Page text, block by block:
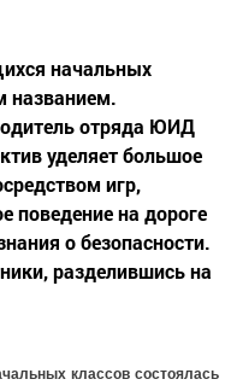
начальных
названием.
отряда ЮИД
уделяет большое
игр,
поведение на дороге
о безопасности.
разделившись на
классов состоялась